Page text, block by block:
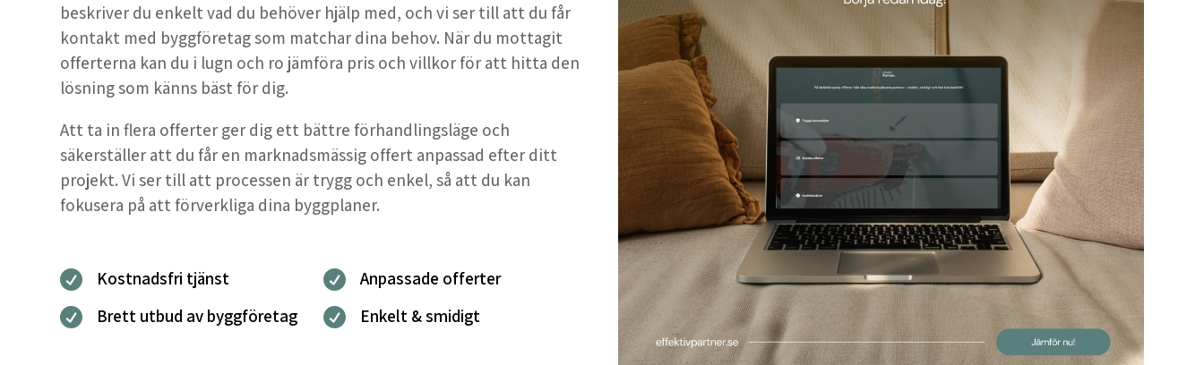
beskriver du enkelt vad du behöver hjälp med, och vi ser till att du får
kontakt med byggföretag som matchar dina behov. När du mottagit
offerterna kan du i lugn och ro jämföra pris och villkor för att hitta den
lösning som känns bäst för dig.
Att ta in flera offerter ger dig ett bättre förhandlingsläge och
säkerställer att du får en marknadsmässig offert anpassad efter ditt
projekt. Vi ser till att processen är trygg och enkel, så att du kan
fokusera på att förverkliga dina byggplaner.
 Kostnadsfri tjänst  Anpassade offerter
 Brett utbud av byggföretag  Enkelt & smidigt